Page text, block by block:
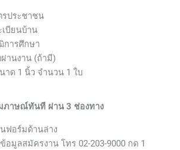
รประชาชน
เบียนบ้าน
การศึกษา
ผ่านงาน (ถ้ามี)
าด 1 นิ้ว จำนวน 1 ใบ
ภาษณ์ทันที ผ่าน 3 ช่องทาง
ฟอร์มด้านล่าง
อมูลสมัครงาน โทร 02-203-9000 กด 1